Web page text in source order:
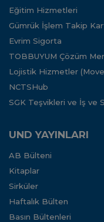
Eğitim Hizmetleri
Gümrük İşlem Takip
Evrim Sigorta
TOBBUYUM Çözüm
Lojistik Hizmetler
NCTSHub
SGK Teşvikleri ve İş ve
UND YAYINLARI
AB Bülteni
Kitaplar
Sirküler
Haftalık Bülten
Basın Bültenleri